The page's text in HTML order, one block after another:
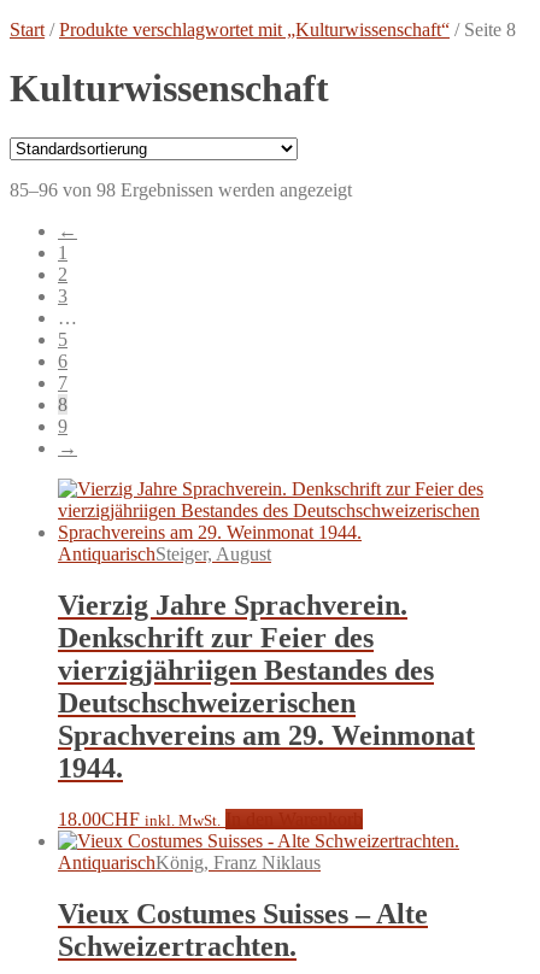
Start /Produkte verschlagwortet mit „Kulturwissenschaft“ / Seite 8
Kulturwissenschaft
85–96 von 98 Ergebnissen werden angezeigt
←
1
2
3
…
5
6
7
8
9
→
AntiquarischSteiger, August
Vierzig Jahre Sprachverein.
Denkschrift zur Feier des
vierzigjähriigen Bestandes des
Deutschschweizerischen
Sprachvereins am 29. Weinmonat
1944.
18.00CHF inkl. MwSt.
AntiquarischKönig, Franz Niklaus
Vieux Costumes Suisses – Alte
Schweizertrachten.